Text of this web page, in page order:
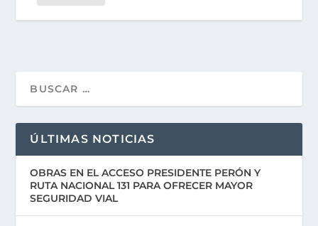
ÚLTIMAS NOTICIAS
OBRAS EN EL ACCESO PRESIDENTE PERÓN Y
RUTA NACIONAL 131 PARA OFRECER MAYOR
SEGURIDAD VIAL